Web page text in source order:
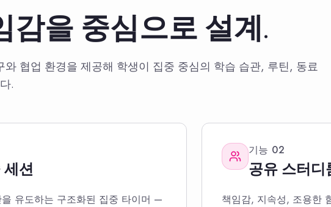
감을 중심으로 설계.
와 협업 환경을 제공해 학생이 집중 중심의 학습 습관, 루틴, 동료
.
세션
유도하는 구조화된 집중 타이머 —
기능 02
공유 스터디
책임감, 지속성, 조용한